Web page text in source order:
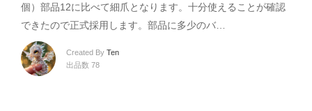
個）部品12に比べて細爪となります。十分使えることが確認
できたので正式採用します。部品に多少のバ…
Created By Ten
出品数 78